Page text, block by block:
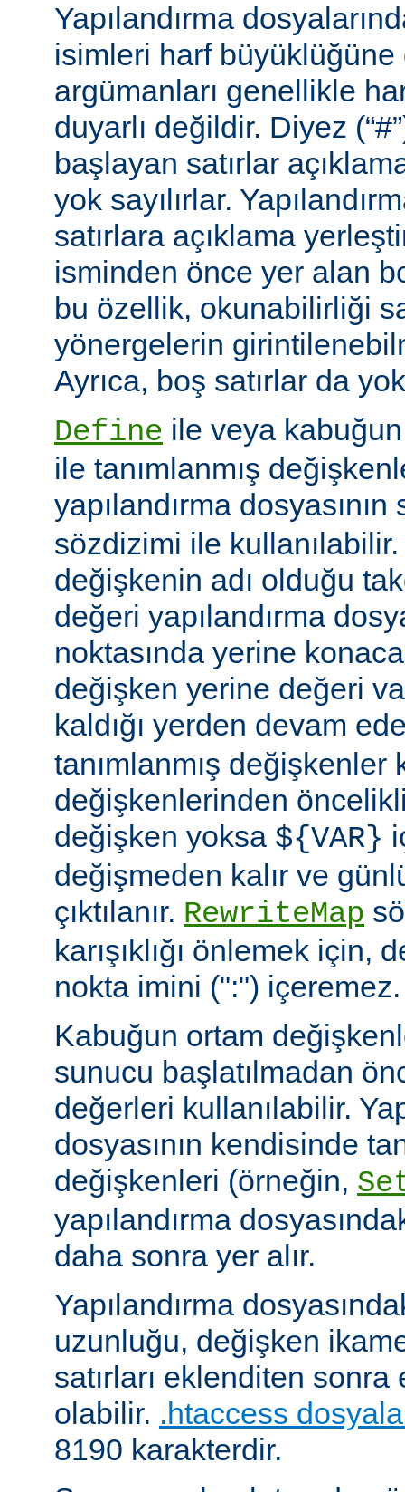
Yapılandırma
isimleri harf büyüklüğüne
argümanları genellikle
duyarlı değildir. Diyez
başlayan satırlar
yok sayılırlar.
satırlara açıklama
isminden önce yer alan
bu özellik, okunabilirliği
yönergelerin
Ayrıca, boş satırlar da
Define ile veya
ile tanımlanmış
yapılandırma dosyasının
sözdizimi ile
değişkenin adı olduğu
değeri yapılandırma
noktasında yerine
değişken yerine değeri
kaldığı yerden devam
tanımlanmış değişkenler
değişkenlerinden
değişken yoksa ${VAR}
değişmeden kalır ve
çıktılanır. RewriteMap
karışıklığı önlemek için,
nokta imini (":") içeremez.
Kabuğun ortam
sunucu başlatılmadan
değerleri kullanılabilir.
dosyasının kendisinde
değişkenleri (örneğin,
yapılandırma
daha sonra yer alır.
Yapılandırma
uzunluğu, değişken
satırları eklenditen
olabilir. .htaccess
8190 karakterdir.